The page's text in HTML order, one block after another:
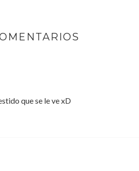
que se le ve xD